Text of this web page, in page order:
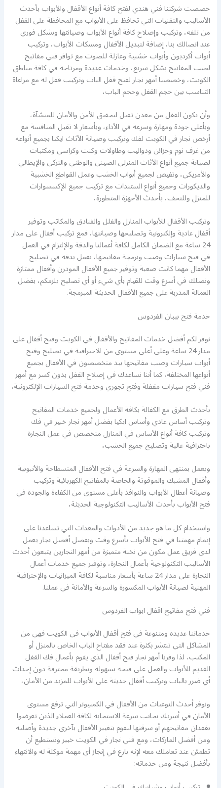
خصصت شركتنا فني هندي لفتح كافة أنواع الأقفال والأبواب بأحدث
الأساليب والتقنيات التي تحافظ على الأبواب مع المحافظة على القفل
من تلفه، وتركيب وإصلاح كافة أنواع الأبواب وصيانتها وبشكل فوري
عند اتصالك بنا، إضافة لتبديل الأقفال ومسكات الأبواب، وتركيب
أبواب أكرديون وأبواب خشبية وعازلة للصوت مع توافر فني مفاتيح
لصب المفاتيح بشكل سريع، وخدمات عديدة ومرتاحة في كافة مناطق
الكويت، وخصصنا أمهر نجار لفتح قفل الباب وتركيب قفل له مع مراعاة
التناسب بين حجم القفل وحجم الباب،
وأن يكون القفل من معدن ثقيل لتحقيق الأمن والأمان للمنشآة،
وبأعلى جودة ومهارة وسرعة في الأداء، وبأسعار لا تقبل المنافسة مع
أرخص نجار في الكويت لفك وتركيب وصيانة الأثاث ايكيا بجميع أنواعه
من غرف نوم وخزائن ودواليب وطاولات وكنت وكراسي ومكتبات
لصيانة جميع أنواع الأثاث المنزلي الصيني والوطني والتركي والإيطالي
والأمريكي، وتفيص لجميع أبواب الخشب وعمل القواطع الخشبية
والديكورات وجميع أنواع الستندات مع تركيب جميع الإكسسوارات
للمنزل وللتحف، بأحدث الأجهزة المتطورة،
وتركيب الأقفال للأبواب المنازل والفلل والفنادق والمكاتب وتوفير
أقفال عادية وإلكترونية وتصليحها وصيانتها، فمع تركيب أقفال على مدار
24 ساعة مع الضمان الكامل لكافة أعمالنا والدقة والإلتزام في العمل
في فتح سيارات وصب وبرمجة مفاتيحها، نعمل بدقة في تصليح
الأقفال مهما كانت صعبة وتوفير جميع الأقفال المودرن وأقفال ممتازة
ونصلك في أسرع وقت للقيام بأي شيء أو أي تصليح يلزمكم، بفضل
العمالة المدربة على جميع الأقفال الحديثة المبرمجة.
خدمة فتح بيبان الفردوس
نوفر لكم أفضل خدمات المفاتيح والأقفال في الكويت وفتح أقفال على
مدار 24 ساعة وعلى أعلى مستوى من الاحترافية في تصليح وفتح
أبواب سيارات وصب مفاتيحها بيد متخصصون في الأقفال بجميع
أنواعها المختلفة، كما أننا نساعدك في إصلاح القفل بدون كسر مع أمهر
فني فتح سيارات مقفلة وفتح تجوري وخدمة فتح السيارات الإلكترونية،
بأحدث الطرق مع الكفالة بكافة الأعمال ولجميع خدمات المفاتيح
وتركيب أساس عادي وأساس ايكيا بفضل أمهر نجار خبير في فك
وتركيب كافة أنواع الأساس في المنازل متخصص في عمل النجارة
باحترافية عالية وتصليح جميع الخشب،
ويعمل بمنتهى المهارة والسرعة في فتح الأقفال المتسطاحة والأنبوبية
وأقفال المشبك والموقوتة والخاصة بالمفاتيح الكهربائية وتركيب
وصيانة أعطال الأبواب والنوافذ بأعلى مستوى من الكفاءة والجودة في
فتح الأبواب بأحدث الأساليب التكنولوجية الحديثة،
واستخدام كل ما هو جديد من الأدوات والمعدات التي تساعدنا على
إتمام مهمتنا في فتح الأبواب بأسرع وقت وبفضل أفضل نجار يعمل
لدى فريق عمل مكون من نخبة متميزة من أمهر النجارين يتبعون أحدث
الأساليب التكنولوجية بأعمال النجارة، وتوفير جميع خدمات أعمال
النجارة على مدار 24 ساعة بأسعار مناسبة لكافة الميزانيات والإحترافية
المهنية لصيانة الأبواب المكسورة والسرعة والأمانة في عملنا.
فني فتح مفاتيح اقفال ابواب الفردوس
خدماتنا عديدة ومتنوعة في فتح أقفال الأبواب في الكويت فهي من
المشاكل التي تنتشر بكثرة عند فقد مفتاح الباب الخاص بالمنزل أو
المكتب، لذا وفرنا أمهر نجار فتح أقفال الذي يقوم بأعمال فك القفل
القديم للأبواب والعمل على فتحه بسهولة وبطريقة محترفة دون إحداث
أي ضرر بالباب وتركيب أقفال حديثة على الأبواب للمزيد من الأمان،
ونوفر أحدث النوعيات من الأقفال في الكمبيوتر التي ترفع مستوى
الأمان في أسرتك بجانب سرعة الاستجابة لكافة العملاء الذين تعرضوا
بفقدان مفاتيحهم أو سرقتها لنقوم بتغيير الأقفال بآخرى جديدة وأصلية
ومن أفضل الماركات، ومع فني نجار في الكويت خبير وتستطيع أن
تطمئن عند تعاملك معه لإنه بارع في إنجاز أي مهمة موكلة له والانتهاء
بأفضل نتيجة ومن خدماته: